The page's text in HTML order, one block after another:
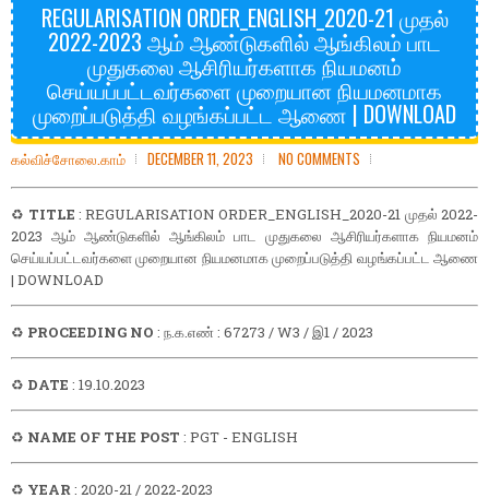
REGULARISATION ORDER_ENGLISH_2020-21 முதல்
2022-2023 ஆம் ஆண்டுகளில் ஆங்கிலம் பாட
முதுகலை ஆசிரியர்களாக நியமனம்
செய்யப்பட்டவர்களை முறையான நியமனமாக
முறைப்படுத்தி வழங்கப்பட்ட ஆணை | DOWNLOAD
கல்விச்சோலை.காம் DECEMBER 11, 2023 NO COMMENTS
♻️ TITLE : REGULARISATION ORDER_ENGLISH_2020-21 முதல் 2022-
2023 ஆம் ஆண்டுகளில் ஆங்கிலம் பாட முதுகலை ஆசிரியர்களாக நியமனம்
செய்யப்பட்டவர்களை முறையான நியமனமாக முறைப்படுத்தி வழங்கப்பட்ட ஆணை
| DOWNLOAD
♻️ PROCEEDING NO : ந.க.எண் : 67273 / W3 / இ1 / 2023
♻️ DATE : 19.10.2023
♻️ NAME OF THE POST : PGT - ENGLISH
♻️ YEAR: 2020-21 / 2022-2023